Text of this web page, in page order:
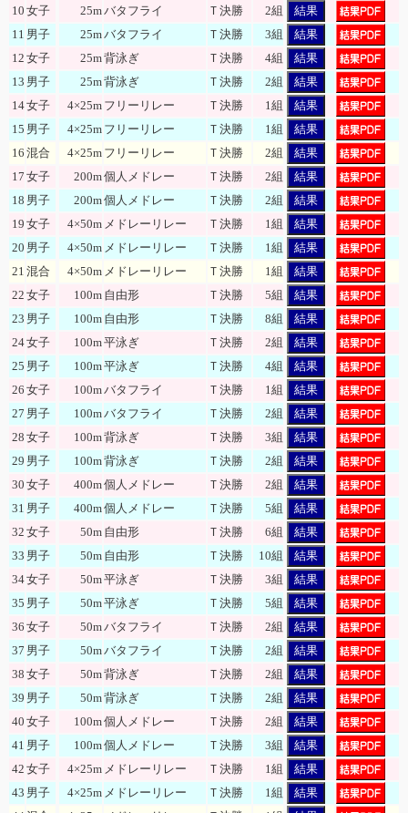
10 女子 25mバタフライ Ｔ決勝 2組
結果
11 男子 25mバタフライ Ｔ決勝 3組
結果
12 女子 25m背泳ぎ Ｔ決勝 4組
結果
13 男子 25m背泳ぎ Ｔ決勝 2組
結果
14女子 4×25m フリーリレー Ｔ決勝 1組
結果
15 男子 4×25m フリーリレー Ｔ決勝 1組
結果
16 混合 4×25m フリーリレー Ｔ決勝 2組
結果
17 女子 200m個人メドレー Ｔ決勝 2組
結果
18 男子 200m個人メドレー Ｔ決勝 2組
結果
19 女子 4×50m メドレーリレー Ｔ決勝 1組
結果
20 男子 4×50m メドレーリレー Ｔ決勝 1組
結果
21 混合 4×50m メドレーリレー Ｔ決勝 1組
結果
22 女子 100m 自由形 Ｔ決勝 5組
結果
23 男子 100m 自由形 Ｔ決勝 8組
結果
24女子 100m平泳ぎ Ｔ決勝 2組
結果
25 男子 100m平泳ぎ Ｔ決勝 4組
結果
26 女子 100mバタフライ Ｔ決勝 1組
結果
27 男子 100mバタフライ Ｔ決勝 2組
結果
28 女子 100m背泳ぎ Ｔ決勝 3組
結果
29 男子 100m背泳ぎ Ｔ決勝 2組
結果
30 女子 400m個人メドレー Ｔ決勝 2組
結果
31 男子 400m個人メドレー Ｔ決勝 5組
結果
32 女子 50m 自由形 Ｔ決勝 6組
結果
33 男子 50m 自由形 Ｔ決勝 10組
結果
34女子 50m平泳ぎ Ｔ決勝 3組
結果
35 男子 50m平泳ぎ Ｔ決勝 5組
結果
36 女子 50mバタフライ Ｔ決勝 2組
結果
37 男子 50mバタフライ Ｔ決勝 2組
結果
38 女子 50m背泳ぎ Ｔ決勝 2組
結果
39 男子 50m背泳ぎ Ｔ決勝 2組
結果
40 女子 100m個人メドレー Ｔ決勝 2組
結果
41 男子 100m個人メドレー Ｔ決勝 3組
結果
42 女子 4×25m メドレーリレー Ｔ決勝 1組
結果
43 男子 4×25m メドレーリレー Ｔ決勝 1組
結果